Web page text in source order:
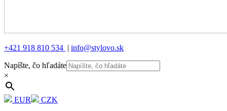
+421 918 810 534 | info@stylovo.sk
Napíšte, čo hľadáte
×
EUR
CZK